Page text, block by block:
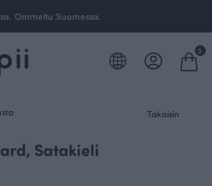
Ommeltu Suomessa.
0
Takaisin
Satakieli